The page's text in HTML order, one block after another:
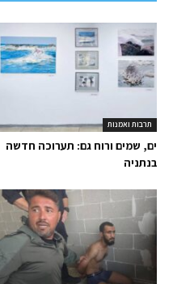
תרבות ואמנות
ים, שמים ורוח גם: תערוכה חדשה
בנתניה